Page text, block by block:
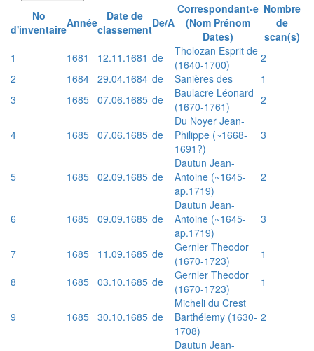
No
d'inventaireAnnée
Date de
classementDe/A
Correspondant-e
(Nom Prénom
Dates)
Nombre
de
scan(s)
1
1681 12.11.1681 de
Tholozan Esprit de
(1640-1700)
2
2
1684 29.04.1684 de Sanières des
1
3
1685 07.06.1685 de
Baulacre Léonard
(1670-1761)
2
4 1685 07.06.1685 de
Du Noyer Jean-
Philippe (~1668-
1691?)
3
5 1685 02.09.1685 de
Dautun Jean-
Antoine (~1645-
ap.1719)
2
6 1685 09.09.1685 de
Dautun Jean-
Antoine (~1645-
ap.1719)
3
7 1685 11.09.1685 de
Gernler Theodor
(1670-1723)
1
8
1685 03.10.1685 de
Gernler Theodor
(1670-1723)
1
9 1685 30.10.1685 de
Micheli du Crest
Barthélemy (1630-
1708)
2
Dautun Jean-